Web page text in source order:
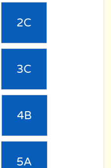
2C
3C
4B
5A